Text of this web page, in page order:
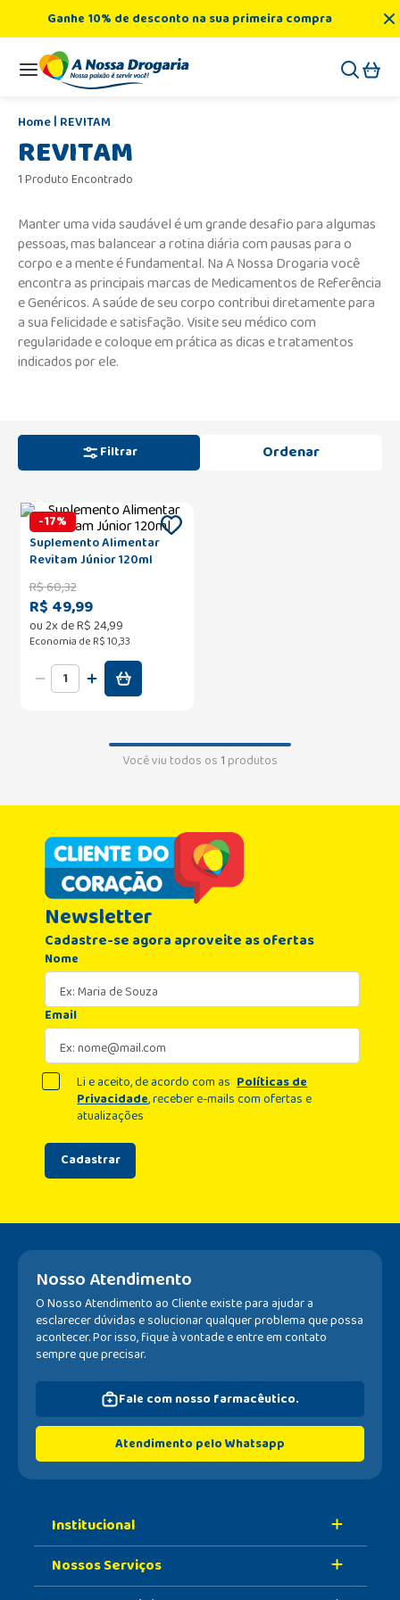
Ganhe 10% de desconto na sua primeira compra
REVITAM
REVITAM
1 Produto Encontrado
Manter uma vida saudável é um grande desafio para algumas
pessoas, mas balancear a rotina diária com pausas para o
corpo e a mente é fundamental. Na A Nossa Drogaria você
encontra as principais marcas de Medicamentos de Referência
e Genéricos. A saúde de seu corpo contribui diretamente para
a sua felicidade e satisfação. Visite seu médico com
regularidade e coloque em prática as dicas e tratamentos
indicados por ele.
Filtrar
-17%
Suplemento Alimentar
Revitam Júnior 120ml
R$60,32
R$ 49,99
ou2x deR$24,99
Economia de R$ 10,33
Você viu todos os1produtos
Newsletter
Cadastre-se agora aproveite as ofertas
Nome
Email
Cadastrar
Li e aceito, de acordo com as Políticas de
Privacidade, receber e-mails com ofertas e
atualizações
Nosso Atendimento
O Nosso Atendimento ao Cliente existe para ajudar a
esclarecer dúvidas e solucionar qualquer problema que possa
acontecer. Por isso, fique à vontade e entre em contato
sempre que precisar.
Fale com nosso farmacêutico.
Atendimento pelo Whatsapp
Institucional
Sobre A Nossa Drogaria
Nossos Serviços